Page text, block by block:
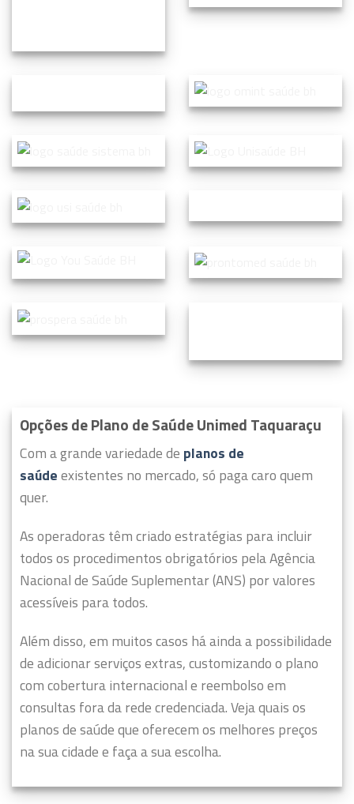
Opções de Plano de Saúde Unimed Taquaraçu
Com a grande variedade de planos de
saúdeexistentes no mercado, só paga caro quem
quer.
As operadoras têm criado estratégias para incluir
todos os procedimentos obrigatórios pela Agência
Nacional de Saúde Suplementar (ANS) por valores
acessíveis para todos.
Além disso, em muitos casos há ainda a possibilidade
de adicionar serviços extras, customizando o plano
com cobertura internacional e reembolso em
consultas fora da rede credenciada. Veja quais os
planos de saúde que oferecem os melhores preços
na sua cidade e faça a sua escolha.